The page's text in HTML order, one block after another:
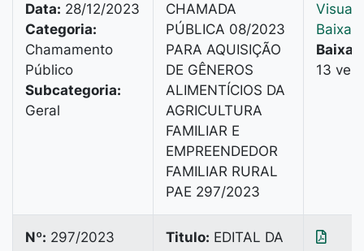
Data: 28/12/2023
Categoria:
Chamamento
Público
Subcategoria:
Geral
CHAMADA
PÚBLICA 08/2023
PARA AQUISIÇÃO
DE GÊNEROS
ALIMENTÍCIOS DA
AGRICULTURA
FAMILIAR E
EMPREENDEDOR
FAMILIAR RURAL
PAE 297/2023
Baixar
13
Nº: 297/2023
Titulo: EDITAL DA